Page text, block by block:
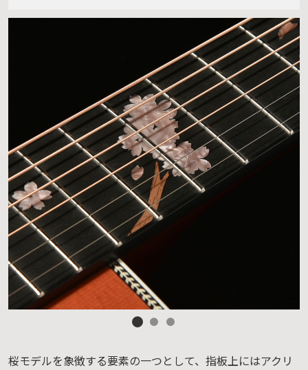
桜モデルを象徴する要素の一つとして、指板上にはアクリ